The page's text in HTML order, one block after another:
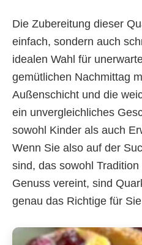
Die Zubereitung dieser
einfach, sondern auch
idealen Wahl für
gemütlichen Nachmittag
Außenschicht und die
ein unvergleichliches
sowohl Kinder als auch
Wenn Sie also auf der
sind, das sowohl
Genuss vereint, sind
genau das Richtige für